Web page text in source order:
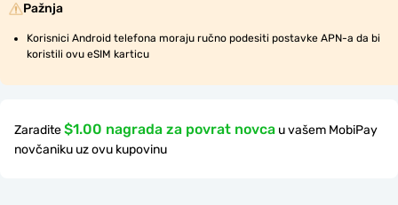
Pažnja
Korisnici Android telefona moraju ručno podesiti postavke APN-a da bi
koristili ovu eSIM karticu
Zaradite$1.00 nagrada za povrat novca u vašem MobiPay
novčaniku uz ovu kupovinu